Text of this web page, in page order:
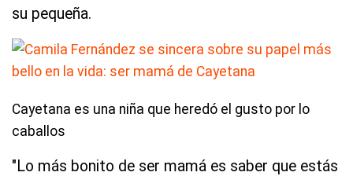
su pequeña.
Cayetana es una niña que heredó el gusto por lo
caballos
"Lo más bonito de ser mamá es saber que estás